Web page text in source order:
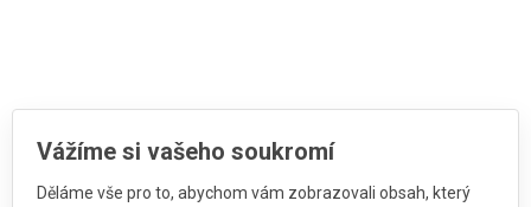
Vážíme si vašeho soukromí
Děláme vše pro to, abychom vám zobrazovali obsah, který